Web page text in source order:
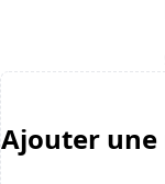
Ajouter une